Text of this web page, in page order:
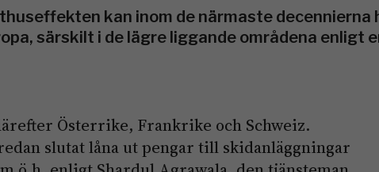
kan inom de närmaste
särskilt i de lägre liggande områdena enligt
Österrike, Frankrike och Schweiz.
slutat låna ut pengar till skidanläggningar